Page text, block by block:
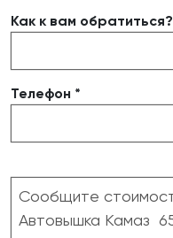
Как к вам обратиться?
Телефон *